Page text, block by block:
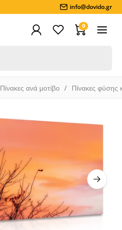
info@dovido.gr
0
Πίνακες ανά μοτίβο Πίνακες φύσης